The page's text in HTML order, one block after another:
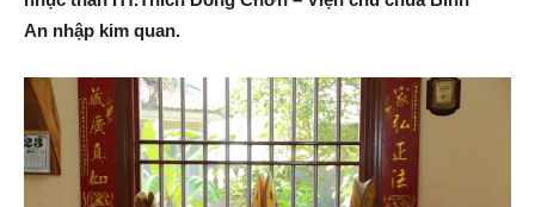
An nhập kim quan.